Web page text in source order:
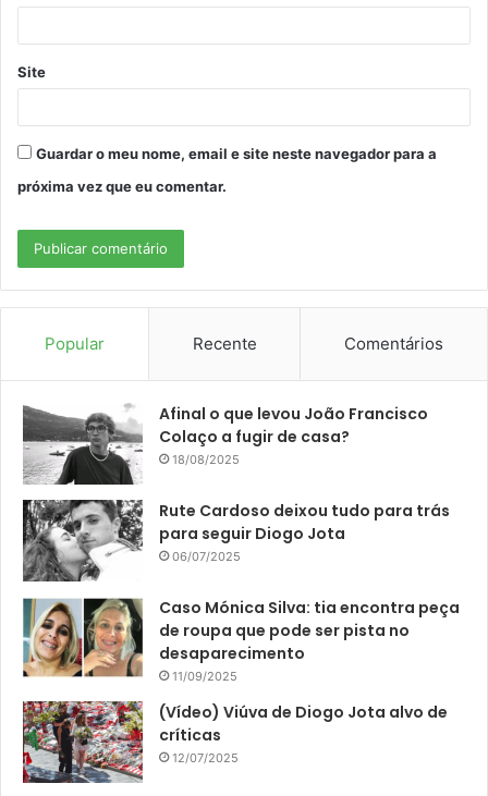
*
Site
Guardar o meu nome, email e site neste navegador para a
próxima vez que eu comentar.
Popular Recente Comentários
Afinal o que levou João Francisco
Colaço a fugir de casa?
18/08/2025
Rute Cardoso deixou tudo para trás
para seguir Diogo Jota
06/07/2025
Caso Mónica Silva: tia encontra peça
de roupa que pode ser pista no
desaparecimento
11/09/2025
(Vídeo) Viúva de Diogo Jota alvo de
críticas
12/07/2025